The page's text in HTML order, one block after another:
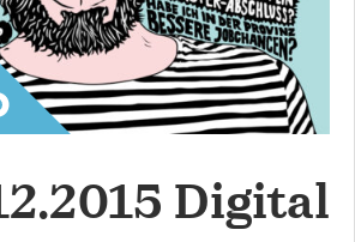
Digital